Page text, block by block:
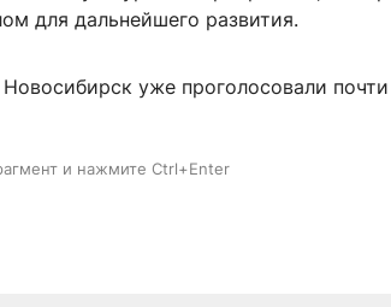
для дальнейшего развития.
уже проголосовали
и нажмите Ctrl+Enter